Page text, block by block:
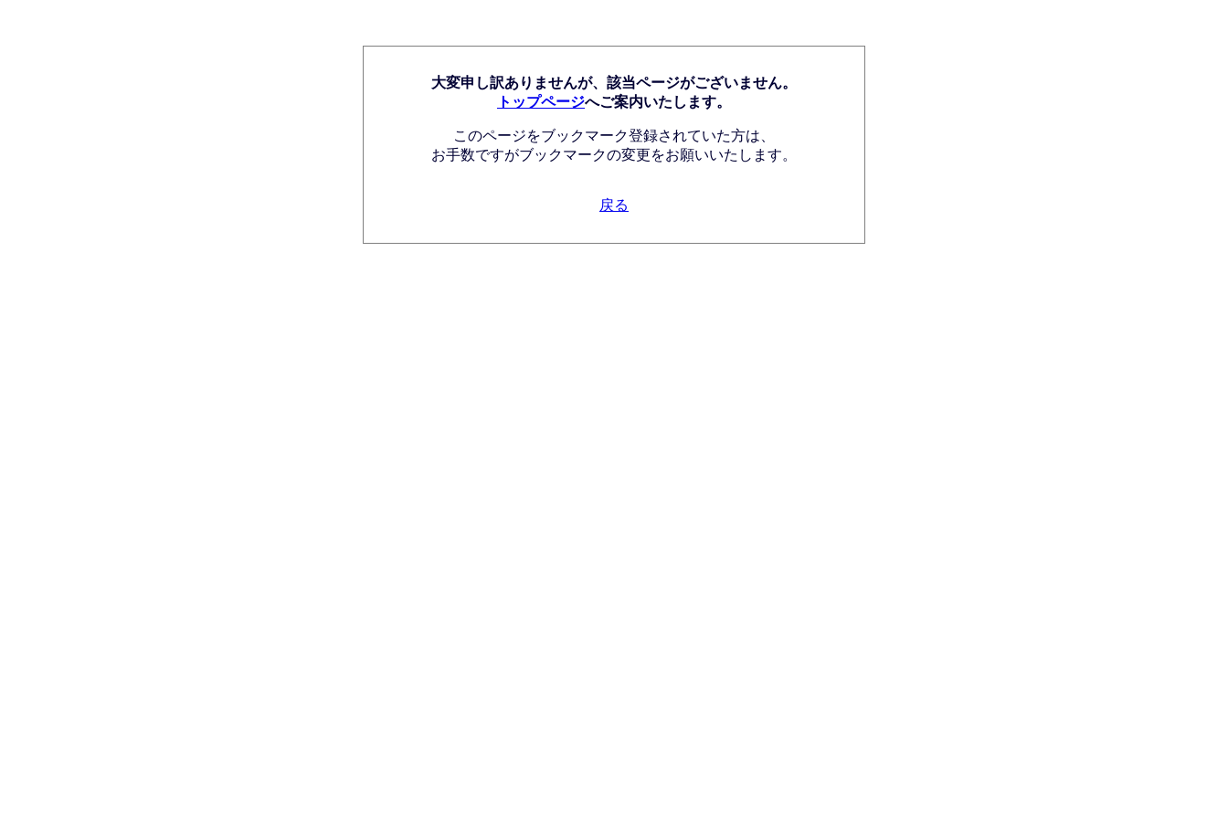
大変申し訳ありませんが、該当ページがございません。
トップページへご案内いたします。
このページをブックマーク登録されていた方は、
お手数ですがブックマークの変更をお願いいたします。
戻る